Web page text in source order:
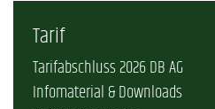
Tarif
Tarifabschluss 2026 DB AG
Infomaterial & Downloads